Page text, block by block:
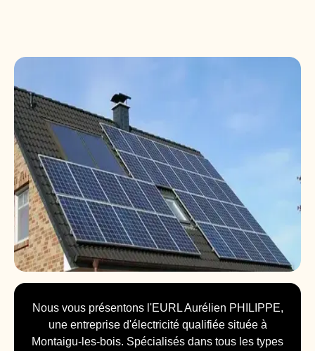
Nous vous présentons l'EURL Aurélien PHILIPPE,
une entreprise d'électricité qualifiée située à
Montaigu-les-bois. Spécialisés dans tous les types